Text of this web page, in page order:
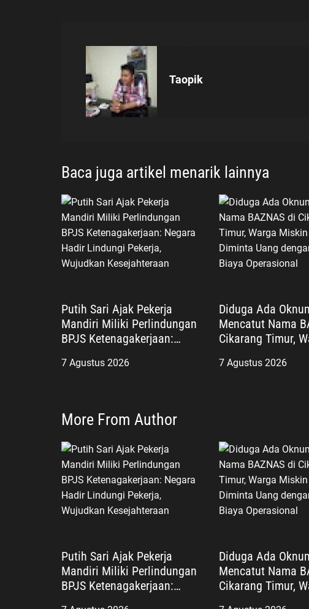
o
s
Taopik
Baca juga artikel menarik lainnya
Putih Sari Ajak Pekerja
Mandiri Miliki Perlindungan
BPJS Ketenagakerjaan:
Pekerja, Wujudkan
7 Agustus 2026
Diduga Ada
Mencatut Nama
Cikarang Timur,
Uang dengan
7 Agustus 2026
More From Author
Putih Sari Ajak Pekerja
Mandiri Miliki Perlindungan
BPJS Ketenagakerjaan:
Diduga Ada
Mencatut Nama
Cikarang Timur,